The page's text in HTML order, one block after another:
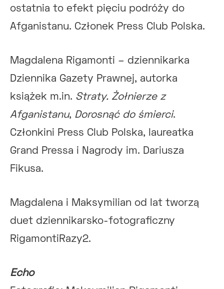
ostatnia to efekt pięciu podróży do
Afganistanu. Członek Press Club Polska.
Magdalena Rigamonti – dziennikarka
Dziennika Gazety Prawnej, autorka
książek m.in. Straty. Żołnierze z
Afganistanu, Dorosnąć do śmierci.
Członkini Press Club Polska, laureatka
Grand Pressa i Nagrody im. Dariusza
Fikusa.
Magdalena i Maksymilian od lat tworzą
duet dziennikarsko-fotograficzny
RigamontiRazy2.
Echo